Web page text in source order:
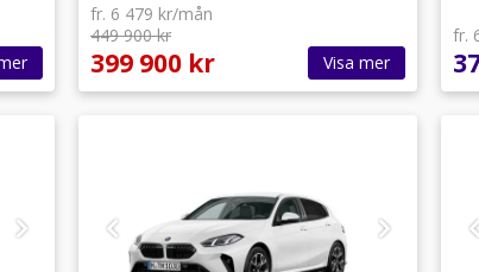
fr. 6 479 kr/mån
449 900 kr
399 900 kr Visa mer
fr.